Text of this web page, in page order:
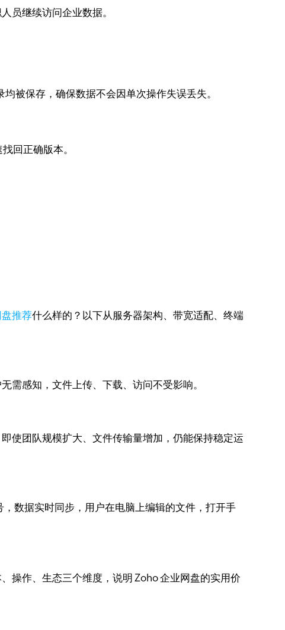
员继续访问企业数据。
被保存，确保数据不会因单次操作失误丢失。
回正确版本。
推荐什么样的？以下从服务器架构、带宽适配、终端
需感知，文件上传、下载、访问不受影响。
使团队规模扩大、文件传输量增加，仍能保持稳定运
数据实时同步，用户在电脑上编辑的文件，打开手
操作、生态三个维度，说明 Zoho 企业网盘的实用价